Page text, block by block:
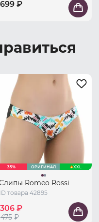
699 ₽
35% ОРИГИНАЛ XXL
Romeo Rossi
ID товара 42895
306 ₽
475 ₽